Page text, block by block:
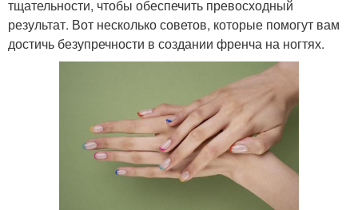
тщательности, чтобы обеспечить превосходный
результат. Вот несколько советов, которые помогут вам
достичь безупречности в создании френча на ногтях.